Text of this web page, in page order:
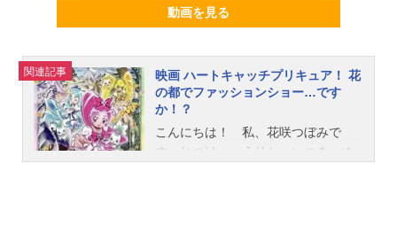
動画を見る
関連記事
映画 ハートキャッチプリキュア！ 花
の都でファッションショー…です
か！？
こんにちは！ 私、花咲つぼみで
す。じつは…、えりか、いつき、ゆ